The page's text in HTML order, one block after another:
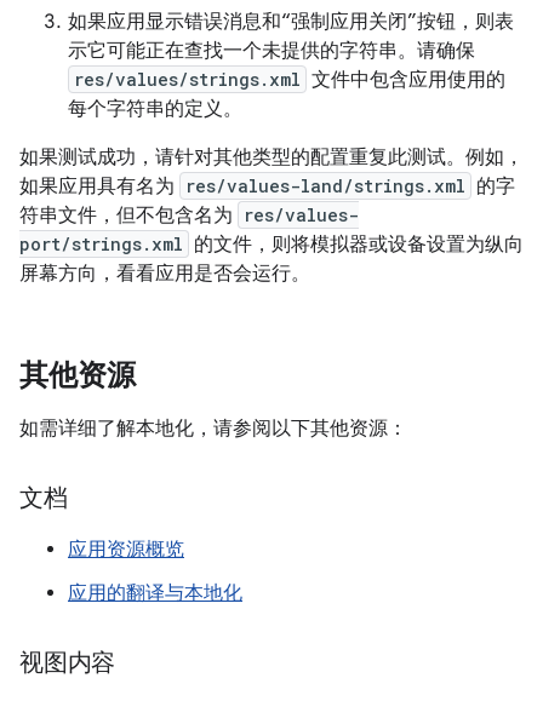
如果应用显示错误消息和“强制应用关闭”按钮，则表
示它可能正在查找一个未提供的字符串。请确保
res/values/strings.xml 文件中包含应用使用的
每个字符串的定义。
如果测试成功，请针对其他类型的配置重复此测试。例如，
如果应用具有名为
res/values-land/strings.xml 的字
符串文件，但不包含名为
res/values-
port/strings.xml 的文件，则将模拟器或设备设置为纵向
屏幕方向，看看应用是否会运行。
其他资源
如需详细了解本地化，请参阅以下其他资源：
文档
应用资源概览
应用的翻译与本地化
视图内容